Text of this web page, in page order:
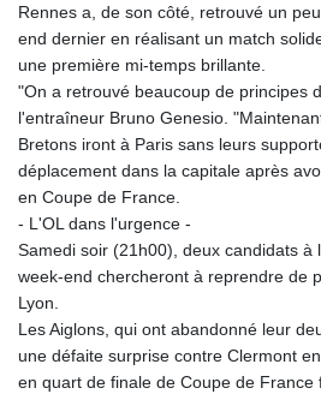
Rennes a, de son côté, retrouvé un
end dernier en réalisant un match
une première mi-temps brillante.
"On a retrouvé beaucoup de principes
l'entraîneur Bruno Genesio.
Bretons iront à Paris sans leurs
déplacement dans la capitale après
en Coupe de France.
- L'OL dans l'urgence -
Samedi soir (21h00), deux candidats à
week-end chercheront à reprendre de
Lyon.
Les Aiglons, qui ont abandonné leur
une défaite surprise contre Clermont
en quart de finale de Coupe de France